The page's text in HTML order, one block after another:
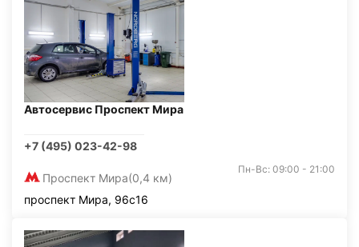
Автосервис Проспект Мира
+7 (495) 023-42-98
Проспект Мира(0,4 км)
Пн-Вс: 09:00 - 21:00
проспект Мира, 96с16